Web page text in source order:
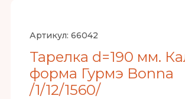
Артикул: 66042
Тарелка d=190 мм.
форма Гурмэ Bonna
/1/12/1560/